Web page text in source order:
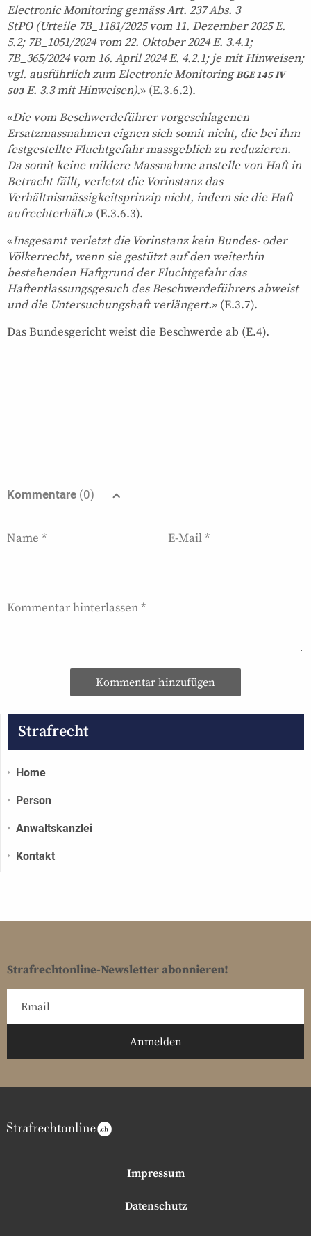
Electronic Monitoring gemäss Art. 237 Abs. 3
StPO (Urteile 7B_1181/2025 vom 11. Dezember 2025 E.
5.2; 7B_1051/2024 vom 22. Oktober 2024 E. 3.4.1;
7B_365/2024 vom 16. April 2024 E. 4.2.1; je mit Hinweisen;
vgl. ausführlich zum Electronic MonitoringBGE 145 IV
503E. 3.3 mit Hinweisen).» (E.3.6.2).
«Die vom Beschwerdeführer vorgeschlagenen
Ersatzmassnahmen eignen sich somit nicht, die bei ihm
festgestellte Fluchtgefahr massgeblich zu reduzieren.
Da somit keine mildere Massnahme anstelle von Haft in
Betracht fällt, verletzt die Vorinstanz das
Verhältnismässigkeitsprinzip nicht, indem sie die Haft
aufrechterhält.» (E.3.6.3).
«Insgesamt verletzt die Vorinstanz kein Bundes- oder
Völkerrecht, wenn sie gestützt auf den weiterhin
bestehenden Haftgrund der Fluchtgefahr das
Haftentlassungsgesuch des Beschwerdeführers abweist
und die Untersuchungshaft verlängert.» (E.3.7).
Das Bundesgericht weist die Beschwerde ab (E.4).
Kommentare (0)
Kommentar hinzufügen
Strafrecht
Home
Person
Anwaltskanzlei
Kontakt
Strafrechtonline-Newsletter abonnieren!
Impressum
Datenschutz